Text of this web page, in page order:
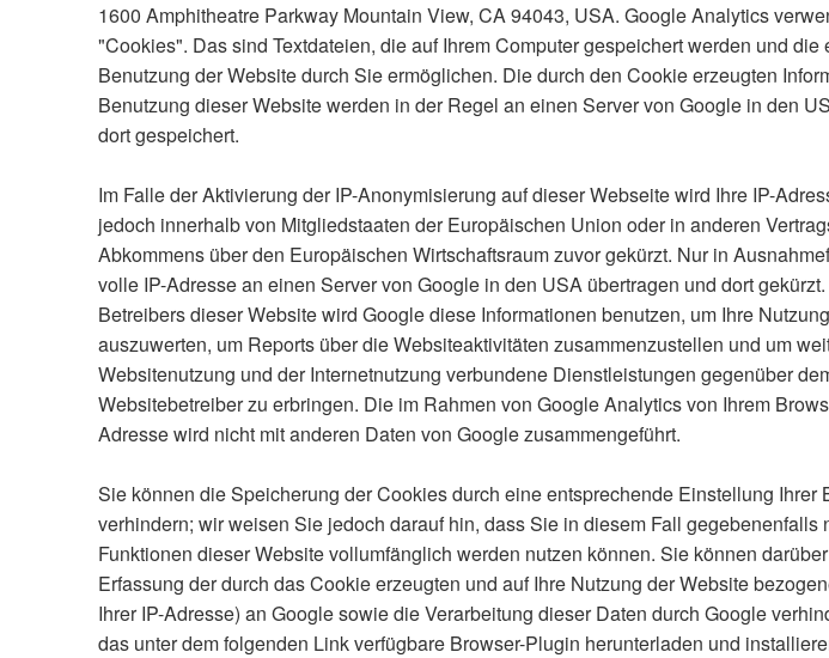
1600 Amphitheatre Parkway Mountain View, CA 94043, USA. Google Analytics
"Cookies". Das sind Textdateien, die auf Ihrem Computer gespeichert werden und die
Benutzung der Website durch Sie ermöglichen. Die durch den Cookie erzeugten
Benutzung dieser Website werden in der Regel an einen Server von Google in den
dort gespeichert.
Im Falle der Aktivierung der IP-Anonymisierung auf dieser Webseite wird Ihre IP-
jedoch innerhalb von Mitgliedstaaten der Europäischen Union oder in anderen
Abkommens über den Europäischen Wirtschaftsraum zuvor gekürzt. Nur in
volle IP-Adresse an einen Server von Google in den USA übertragen und dort
Betreibers dieser Website wird Google diese Informationen benutzen, um Ihre
auszuwerten, um Reports über die Websiteaktivitäten zusammenzustellen und um
Websitenutzung und der Internetnutzung verbundene Dienstleistungen gegenüber
Websitebetreiber zu erbringen. Die im Rahmen von Google Analytics von Ihrem
Adresse wird nicht mit anderen Daten von Google zusammengeführt.
Sie können die Speicherung der Cookies durch eine entsprechende Einstellung Ihrer
verhindern; wir weisen Sie jedoch darauf hin, dass Sie in diesem Fall gegebenenfalls
Funktionen dieser Website vollumfänglich werden nutzen können. Sie können
Erfassung der durch das Cookie erzeugten und auf Ihre Nutzung der Website
Ihrer IP-Adresse) an Google sowie die Verarbeitung dieser Daten durch Google
das unter dem folgenden Link verfügbare Browser-Plugin herunterladen und